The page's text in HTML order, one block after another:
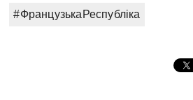
#ФранцузькаРеспубліка